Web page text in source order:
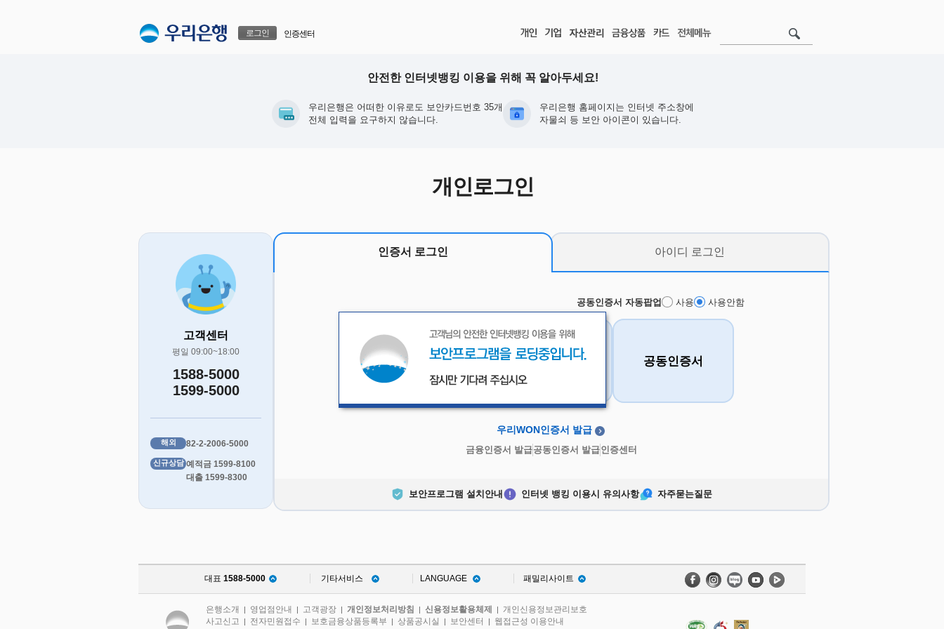
로그인 인증센터
안전한 인터넷뱅킹 이용을 위해 꼭 알아두세요!
우리은행은 어떠한 이유로도 보안카드번호 35개
전체 입력을 요구하지 않습니다.
우리은행 홈페이지는 인터넷 주소창에
자물쇠 등 보안 아이콘이 있습니다.
개인로그인
고객센터
평일 09:00~18:00
1588-5000
1599-5000
해외 82-2-2006-5000
신규상담 예적금 1599-8100
대출 1599-8300
인증서 로그인
공동인증서 자동팝업 사용 사용안함
우리WON인증서 금융인증서 공동인증서
우리WON인증서 발급
금융인증서 발급공동인증서 발급인증센터
아이디 로그인
보안프로그램 설치안내 인터넷 뱅킹 이용시 유의사항 자주묻는질문
대표 1588-5000 기타서비스 LANGUAGE 패밀리사이트
은행소개 | 영업점안내 | 고객광장 | 개인정보처리방침 | 신용정보활용체제 | 개인신용정보관리보호
사고신고 | 전자민원접수 | 보호금융상품등록부 | 상품공시실 | 보안센터 | 웹접근성 이용안내